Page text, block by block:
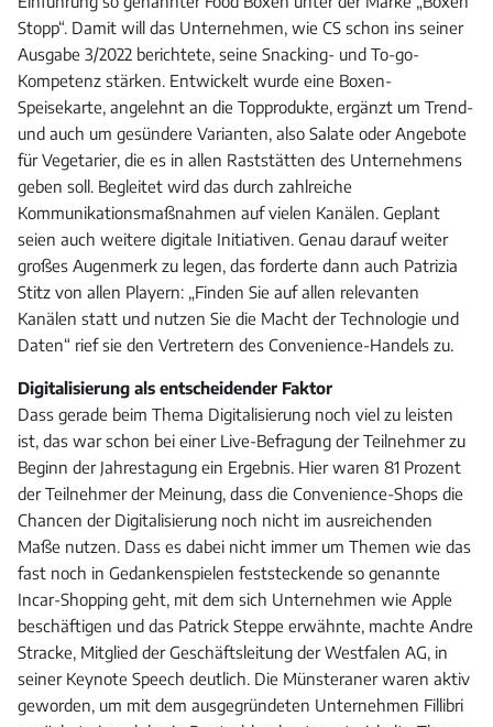
Stopp“. Damit will das Unternehmen, wie CS schon ins seiner
Ausgabe 3/2022 berichtete, seine Snacking- und To-go-
Kompetenz stärken. Entwickelt wurde eine Boxen-
Speisekarte, angelehnt an die Topprodukte, ergänzt um Trend-
und auch um gesündere Varianten, also Salate oder Angebote
für Vegetarier, die es in allen Raststätten des Unternehmens
geben soll. Begleitet wird das durch zahlreiche
Kommunikationsmaßnahmen auf vielen Kanälen. Geplant
seien auch weitere digitale Initiativen. Genau darauf weiter
großes Augenmerk zu legen, das forderte dann auch Patrizia
Stitz von allen Playern: „Finden Sie auf allen relevanten
Kanälen statt und nutzen Sie die Macht der Technologie und
Daten“ rief sie den Vertretern des Convenience-Handels zu.
Digitalisierung als entscheidender Faktor
Dass gerade beim Thema Digitalisierung noch viel zu leisten
ist, das war schon bei einer Live-Befragung der Teilnehmer zu
Beginn der Jahrestagung ein Ergebnis. Hier waren 81 Prozent
der Teilnehmer der Meinung, dass die Convenience-Shops die
Chancen der Digitalisierung noch nicht im ausreichenden
Maße nutzen. Dass es dabei nicht immer um Themen wie das
fast noch in Gedankenspielen feststeckende so genannte
Incar-Shopping geht, mit dem sich Unternehmen wie Apple
beschäftigen und das Patrick Steppe erwähnte, machte Andre
Stracke, Mitglied der Geschäftsleitung der Westfalen AG, in
seiner Keynote Speech deutlich. Die Münsteraner waren aktiv
geworden, um mit dem ausgegründeten Unternehmen Fillibri